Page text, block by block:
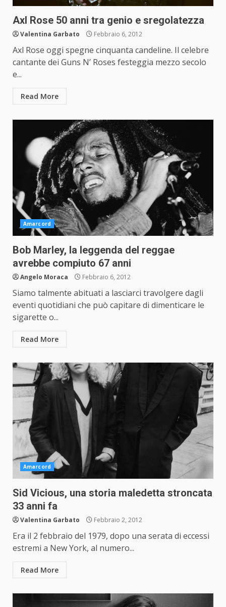
Axl Rose 50 anni tra genio e sregolatezza
Valentina Garbato Febbraio 6, 2012
Axl Rose oggi spegne cinquanta candeline. Il celebre
cantante dei Guns N’ Roses festeggia mezzo secolo
e...
Read More
Amarcord
Bob Marley, la leggenda del reggae
avrebbe compiuto 67 anni
Angelo Moraca Febbraio 6, 2012
Siamo talmente abituati a lasciarci travolgere dagli
eventi quotidiani che può capitare di dimenticare le
sigarette o...
Read More
Amarcord
Sid Vicious, una storia maledetta stroncata
33 anni fa
Valentina Garbato Febbraio 2, 2012
Era il 2 febbraio del 1979, dopo una serata di eccessi
estremi a New York, al numero...
Read More